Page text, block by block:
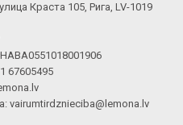
Краста 105, Рига, LV-1019
67605495
vairumtirdznieciba@lemona.lv